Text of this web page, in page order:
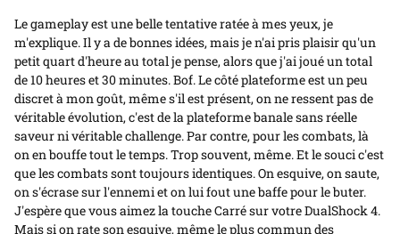
Le gameplay est une belle tentative ratée à mes yeux, je
m'explique. Il y a de bonnes idées, mais je n'ai pris plaisir qu'un
petit quart d'heure au total je pense, alors que j'ai joué un total
de 10 heures et 30 minutes. Bof. Le côté plateforme est un peu
discret à mon goût, même s'il est présent, on ne ressent pas de
véritable évolution, c'est de la plateforme banale sans réelle
saveur ni véritable challenge. Par contre, pour les combats, là
on en bouffe tout le temps. Trop souvent, même. Et le souci c'est
que les combats sont toujours identiques. On esquive, on saute,
on s'écrase sur l'ennemi et on lui fout une baffe pour le buter.
J'espère que vous aimez la touche Carré sur votre DualShock 4.
Mais si on rate son esquive, même le plus commun des